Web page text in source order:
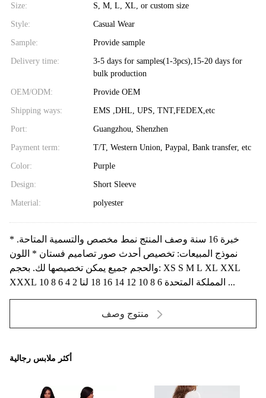
Size: S, M, L, XL, or custom size
Style: Casual Wear
Sample: Provide sample
Delivery time:
3-5 days for samples(1-3pcs),15-20 days for
bulk production
OEM/ODM: Provide OEM
Shipping ways: EMS ,DHL, UPS, TNT,FEDEX,etc
Port: Guangzhou, Shenzhen
Payment term: T/T, Western Union, Paypal, Bank transfer, etc
Color: Purple
Design: Short Sleeve
Material: polyester
خبرة 16 سنة وصف المنتج نمط مخصص والتسمية المتاحة. *
نموذج المبيعات: تخصيص أحدث صور تصاميم فستان * اللون
والحجم جميع يمكن تخصيصها لك. بحجم: XS S M L XL XXL
XXXL المملكة المتحدة 6 8 10 12 14 16 18 لنا 2 4 6 8 10 ...
منتوج وصف
أكثر ملابس رجالية